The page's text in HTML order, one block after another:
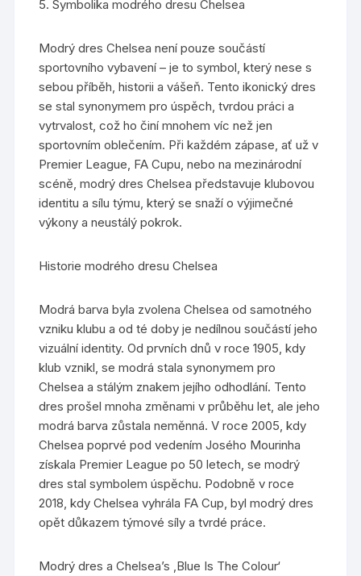
5. Symbolika modrého dresu Chelsea
Modrý dres Chelsea není pouze součástí
sportovního vybavení – je to symbol, který nese s
sebou příběh, historii a vášeň. Tento ikonický dres
se stal synonymem pro úspěch, tvrdou práci a
vytrvalost, což ho činí mnohem víc než jen
sportovním oblečením. Při každém zápase, ať už v
Premier League, FA Cupu, nebo na mezinárodní
scéně, modrý dres Chelsea představuje klubovou
identitu a sílu týmu, který se snaží o výjimečné
výkony a neustálý pokrok.
Historie modrého dresu Chelsea
Modrá barva byla zvolena Chelsea od samotného
vzniku klubu a od té doby je nedílnou součástí jeho
vizuální identity. Od prvních dnů v roce 1905, kdy
klub vznikl, se modrá stala synonymem pro
Chelsea a stálým znakem jejího odhodlání. Tento
dres prošel mnoha změnami v průběhu let, ale jeho
modrá barva zůstala neměnná. V roce 2005, kdy
Chelsea poprvé pod vedením Josého Mourinha
získala Premier League po 50 letech, se modrý
dres stal symbolem úspěchu. Podobně v roce
2018, kdy Chelsea vyhrála FA Cup, byl modrý dres
opět důkazem týmové síly a tvrdé práce.
Modrý dres a Chelsea’s ‚Blue Is The Colour‘